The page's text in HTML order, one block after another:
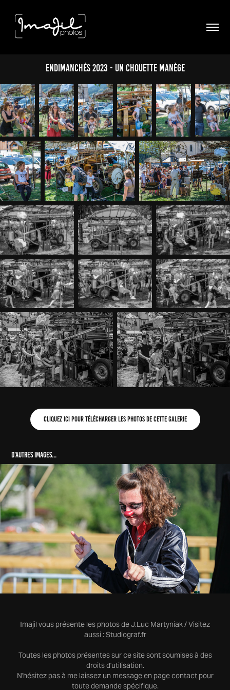
Endimanchés 2023 - Un chouette manège
Cliquez ici pour télécharger les photos de cette galerie
D'autres images...
Endimanchés 2023 - Une clown(e)
2023
Imajil vous présente les photos de J.Luc Martyniak / Visitez
aussi : Studiograf.fr
Toutes les photos présentes sur ce site sont soumises à des
droits d'utilisation.
N'hésitez pas à me laissez un message en page contact pour
toute demande spécifique.